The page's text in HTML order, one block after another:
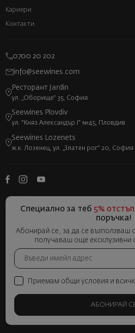
Кариери
Контакти
0700 20 202
info@seewines.com
Ресторант Jardin
ул. „Оборище“ 35, София
Seewines Plovdiv
ул. "Княз Александър I" №45, Пловдив
Seewines Lozenets
ж.к. Лозенец, ул. „Златен рог“ 20, София
Специално за теб 5%
поръчка!
Абонирай се, за да се възползваш
получаваш още ексклузивни
Приемам общи условия и
АБОНИРАЙ